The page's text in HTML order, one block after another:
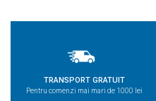
TRANSPORT GRATUIT
Pentru comenzi mai mari de 1000 lei